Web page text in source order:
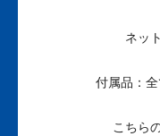
ネッ
付属品：
こちら